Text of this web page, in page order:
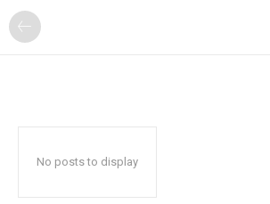
No posts to display